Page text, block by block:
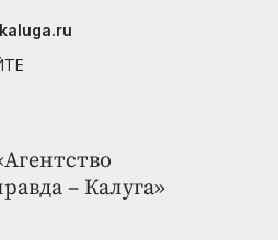
– Калуга»